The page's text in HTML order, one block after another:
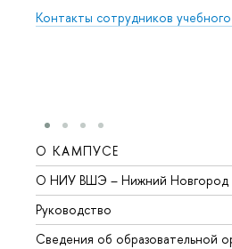
Контакты сотрудников
О КАМПУСЕ
О НИУ ВШЭ – Нижний Новгород
Руководство
Сведения об образовательной